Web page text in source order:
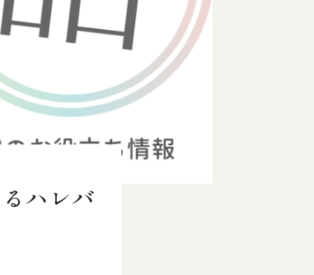
ハレバ